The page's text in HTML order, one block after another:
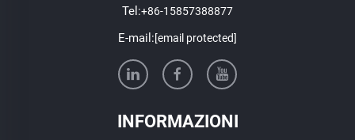
Tel:+86-15857388877
E-mail:[email protected]
INFORMAZIONI